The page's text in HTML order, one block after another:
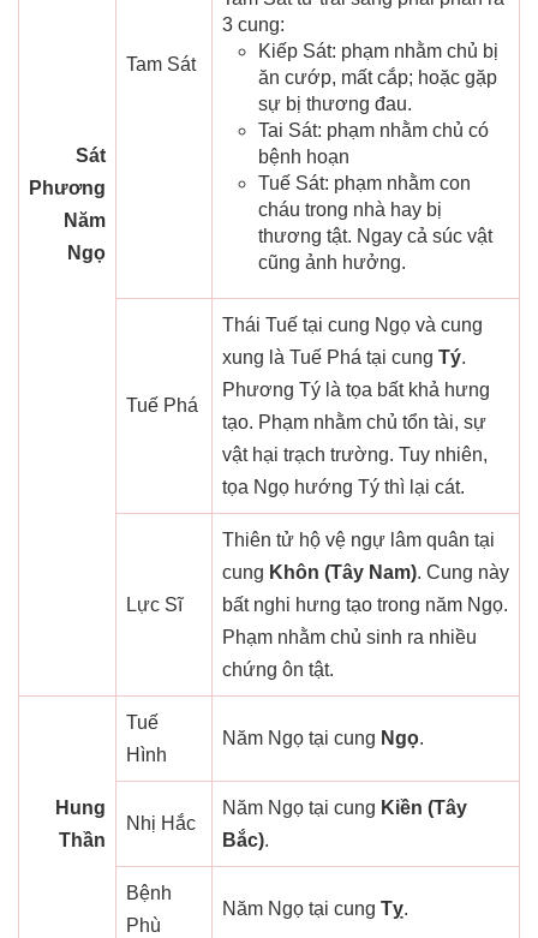
Sát
Phương
Năm
Ngọ
Tam Sát
3 cung:
Kiếp Sát: phạm nhằm chủ bị
ăn cướp, mất cắp; hoặc gặp
sự bị thương đau.
Tai Sát: phạm nhằm chủ có
bệnh hoạn
Tuế Sát: phạm nhằm con
cháu trong nhà hay bị
thương tật. Ngay cả súc vật
cũng ảnh hưởng.
Tuế Phá
Thái Tuế tại cung Ngọ và cung
xung là Tuế Phá tại cung Tý.
Phương Tý là tọa bất khả hưng
tạo. Phạm nhằm chủ tổn tài, sự
vật hại trạch trường. Tuy nhiên,
tọa Ngọ hướng Tý thì lại cát.
Lực Sĩ
Thiên tử hộ vệ ngự lâm quân tại
cung Khôn (Tây Nam). Cung này
bất nghi hưng tạo trong năm Ngọ.
Phạm nhằm chủ sinh ra nhiều
chứng ôn tật.
Hung
Thần
Tuế
Hình
Năm Ngọ tại cung Ngọ.
Nhị Hắc
Năm Ngọ tại cung Kiền (Tây
Bắc).
Bệnh
Phù
Năm Ngọ tại cung Tỵ.